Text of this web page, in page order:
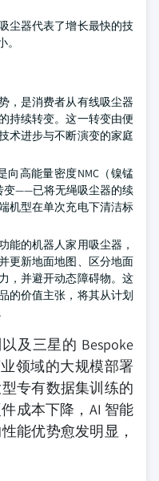
尘器代表了增长最快的技
，是消费者从有线吸尘器
持续转变。这一转变由便
术进步与不断演变的家庭
高能量密度NMC（镍锰
变——已将无绳吸尘器的续
机型在单次充电下清洁标
能的机器人家用吸尘器，
更新地面地图、区分地面
，并避开动态障碍物。这
的价值主张，将其从计划
及三星的 Bespoke
领域的大规模部署
专有数据集训练的
成本下降，AI 智能
能优势愈发明显，